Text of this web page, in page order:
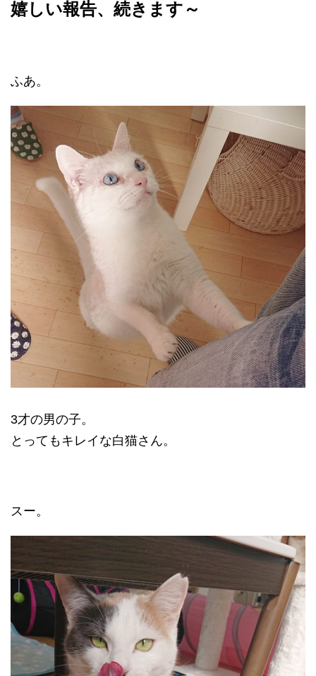
嬉しい報告、続きます～
ふあ。
3才の男の子。
とってもキレイな白猫さん。
スー。